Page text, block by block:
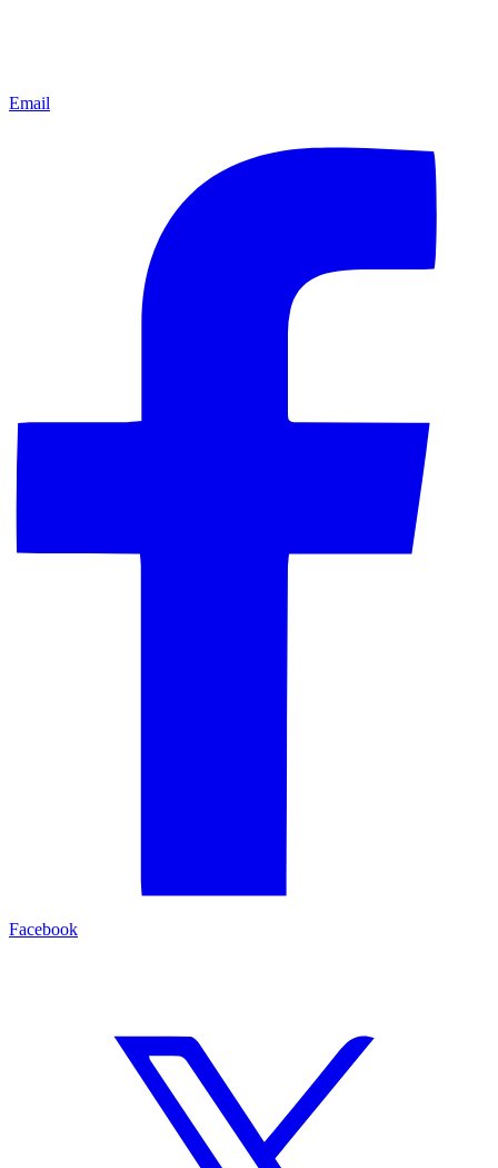
Email
Facebook